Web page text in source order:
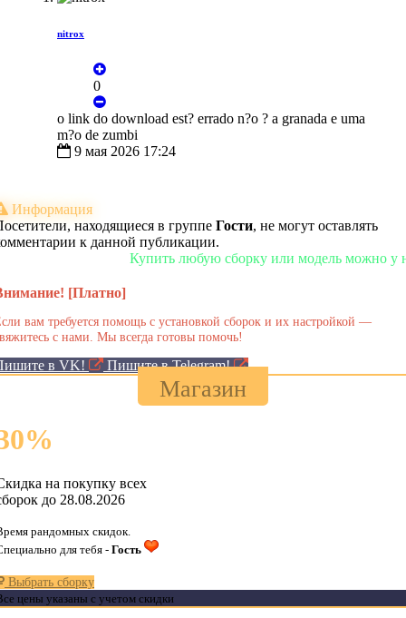
nitrox
0
o link do download est? errado n?o ? a granada e uma
m?o de zumbi
9 мая 2026 17:24
Информация
находящиеся в группе Гости, не могут оставлять
к данной публикации.
Купить любую сборку или модель можно у нас в
[Платно]
вам требуется помощь с установкой сборок и их настройкой —
с нами. Мы всегда готовы помочь!
в VK! Пишите в Telegram!
Магазин
%
на покупку всех
до 28.08.2026
рандомных скидок.
для тебя - Гость
Выбрать сборку
цены указаны с учетом скидки